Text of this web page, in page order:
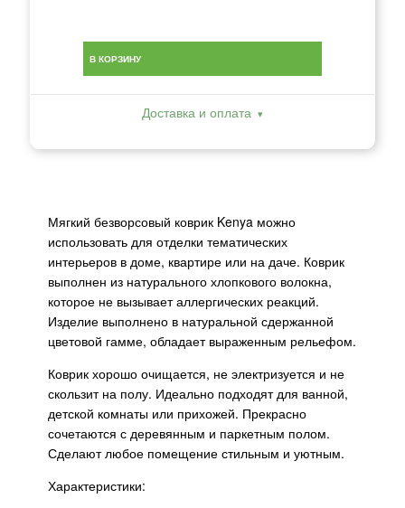
В КОРЗИНУ
Доставка и оплата
Мягкий безворсовый коврик Kenya можно
использовать для отделки тематических
интерьеров в доме, квартире или на даче. Коврик
выполнен из натурального хлопкового волокна,
которое не вызывает аллергических реакций.
Изделие выполнено в натуральной сдержанной
цветовой гамме, обладает выраженным рельефом.
Коврик хорошо очищается, не электризуется и не
скользит на полу. Идеально подходят для ванной,
детской комнаты или прихожей. Прекрасно
сочетаются с деревянным и паркетным полом.
Сделают любое помещение стильным и уютным.
Характеристики: